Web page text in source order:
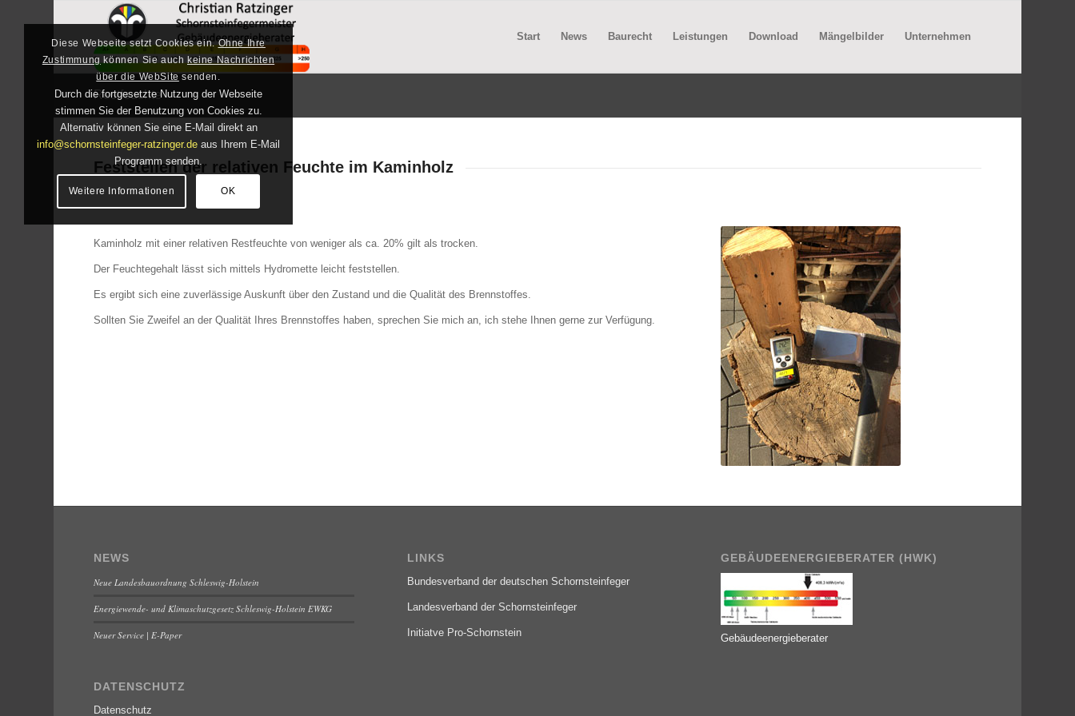
Start News Baurecht Leistungen Download Mängelbilder Unternehmen
Restfeuchte
Feststellen der relativen Feuchte im Kaminholz
Kaminholz mit einer relativen Restfeuchte von weniger als ca. 20% gilt als trocken.
Der Feuchtegehalt lässt sich mittels Hydromette leicht feststellen.
Es ergibt sich eine zuverlässige Auskunft über den Zustand und die Qualität des Brennstoffes.
Sollten Sie Zweifel an der Qualität Ihres Brennstoffes haben, sprechen Sie mich an, ich stehe Ihnen gerne zur Verfügung.
NEWS
Neue Landesbauordnung Schleswig-Holstein
Energiewende- und Klimaschutzgesetz Schleswig-Holstein EWKG
Neuer Service | E-Paper
DATENSCHUTZ
Datenschutz
LINKS
Bundesverband der deutschen Schornsteinfeger
Landesverband der Schornsteinfeger
Initiatve Pro-Schornstein
GEBÄUDEENERGIEBERATER (HWK)
Gebäudeenergieberater
Diese Webseite setzt Cookies ein.Ohne Ihre
Zustimmung können Sie auch keine Nachrichten
über die WebSitesenden.
Durch die fortgesetzte Nutzung der Webseite
stimmen Sie der Benutzung von Cookies zu.
Alternativ können Sie eine E-Mail direkt an
info@schornsteinfeger-ratzinger.de aus Ihrem E-Mail
Programm senden.
Weitere Informationen OK